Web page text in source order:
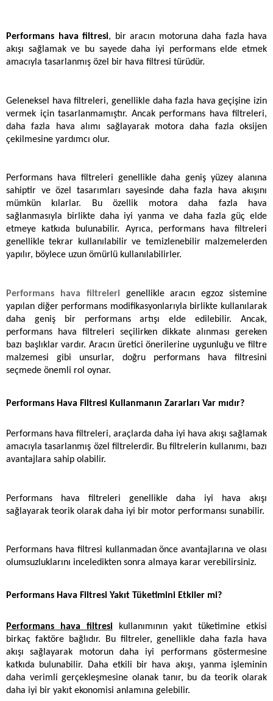
Performans hava filtresi, bir aracın motoruna daha fazla hava
akışı sağlamak ve bu sayede daha iyi performans elde etmek
amacıyla tasarlanmış özel bir hava filtresi türüdür.
Geleneksel hava filtreleri, genellikle daha fazla hava geçişine izin
vermek için tasarlanmamıştır. Ancak performans hava filtreleri,
daha fazla hava alımı sağlayarak motora daha fazla oksijen
çekilmesine yardımcı olur.
Performans hava filtreleri genellikle daha geniş yüzey alanına
sahiptir ve özel tasarımları sayesinde daha fazla hava akışını
mümkün kılarlar. Bu özellik motora daha fazla hava
sağlanmasıyla birlikte daha iyi yanma ve daha fazla güç elde
etmeye katkıda bulunabilir. Ayrıca, performans hava filtreleri
genellikle tekrar kullanılabilir ve temizlenebilir malzemelerden
yapılır, böylece uzun ömürlü kullanılabilirler.
Performans hava filtreleri genellikle aracın egzoz sistemine
yapılan diğer performans modifikasyonlarıyla birlikte kullanılarak
daha geniş bir performans artışı elde edilebilir. Ancak,
performans hava filtreleri seçilirken dikkate alınması gereken
bazı başlıklar vardır. Aracın üretici önerilerine uygunluğu ve filtre
malzemesi gibi unsurlar, doğru performans hava filtresini
seçmede önemli rol oynar.
Performans Hava Filtresi Kullanmanın Zararları Var mıdır?
Performans hava filtreleri, araçlarda daha iyi hava akışı sağlamak
amacıyla tasarlanmış özel filtrelerdir. Bu filtrelerin kullanımı, bazı
avantajlara sahip olabilir.
Performans hava filtreleri genellikle daha iyi hava akışı
sağlayarak teorik olarak daha iyi bir motor performansı sunabilir.
Performans hava filtresi kullanmadan önce avantajlarına ve olası
olumsuzluklarını inceledikten sonra almaya karar verebilirsiniz.
Performans Hava Filtresi Yakıt Tüketimini Etkiler mi?
Performans hava filtresi kullanımının yakıt tüketimine etkisi
birkaç faktöre bağlıdır. Bu filtreler, genellikle daha fazla hava
akışı sağlayarak motorun daha iyi performans göstermesine
katkıda bulunabilir. Daha etkili bir hava akışı, yanma işleminin
daha verimli gerçekleşmesine olanak tanır, bu da teorik olarak
daha iyi bir yakıt ekonomisi anlamına gelebilir.